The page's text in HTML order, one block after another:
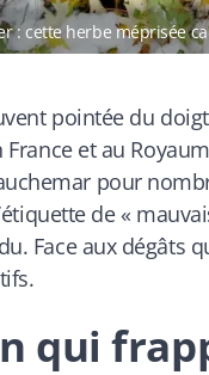
: cette herbe méprisée
pointée du
France et au
pour
de «
Face aux dégâts
qui